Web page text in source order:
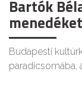
Bartók
Budapesti
paradicsomába,